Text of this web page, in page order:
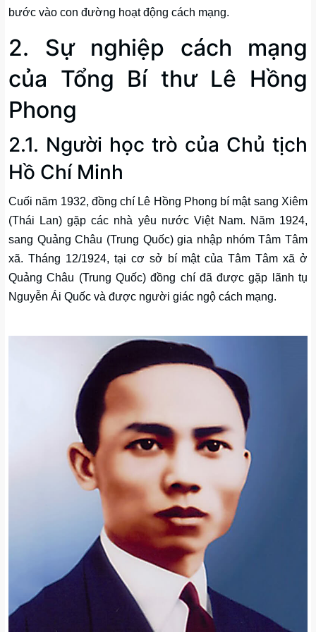
bước vào con đường hoạt động cách mạng.
2. Sự nghiệp cách mạng
của Tổng Bí thư Lê Hồng
Phong
2.1. Người học trò của Chủ tịch
Hồ Chí Minh
Cuối năm 1932, đồng chí Lê Hồng Phong bí mật sang Xiêm
(Thái Lan) gặp các nhà yêu nước Việt Nam. Năm 1924,
sang Quảng Châu (Trung Quốc) gia nhập nhóm Tâm Tâm
xã. Tháng 12/1924, tại cơ sở bí mật của Tâm Tâm xã ở
Quảng Châu (Trung Quốc) đồng chí đã được gặp lãnh tụ
Nguyễn Ái Quốc và được người giác ngộ cách mạng.